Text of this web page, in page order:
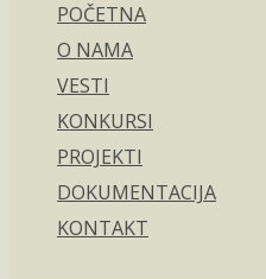
POČETNA
O NAMA
VESTI
KONKURSI
PROJEKTI
DOKUMENTACIJA
KONTAKT